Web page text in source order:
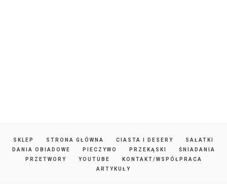
SKLEP STRONA GŁÓWNA CIASTA I DESERY
SAŁATKI
DANIA OBIADOWE
PIECZYWO PRZEKĄSKI
ŚNIADANIA
PRZETWORY
YOUTUBE
KONTAKT/WSPÓŁPRACA
ARTYKUŁY